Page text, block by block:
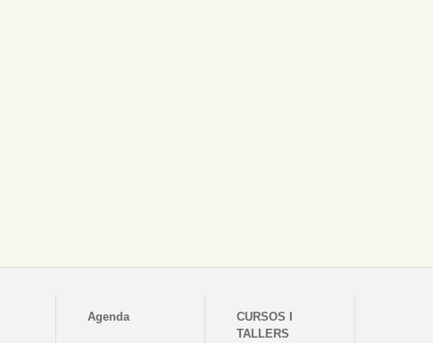
Agenda
CURSOS I
TALLERS